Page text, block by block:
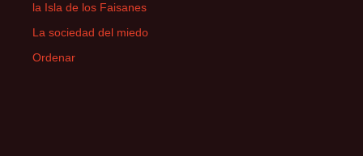
la Isla de los Faisanes
La sociedad del miedo
Ordenar